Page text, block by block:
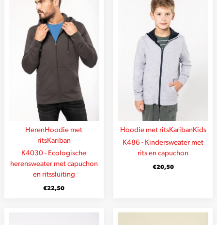
HerenHoodie met
ritsKariban
K4030 - Ecologische
herensweater met capuchon
en ritssluiting
€22,50
Hoodie met ritsKaribanKids
K486 - Kindersweater met
rits en capuchon
€20,50